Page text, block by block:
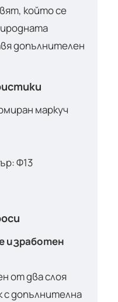
който се
допълнителен
маркуч
Ф13
изработен
от два слоя
с допълнителна